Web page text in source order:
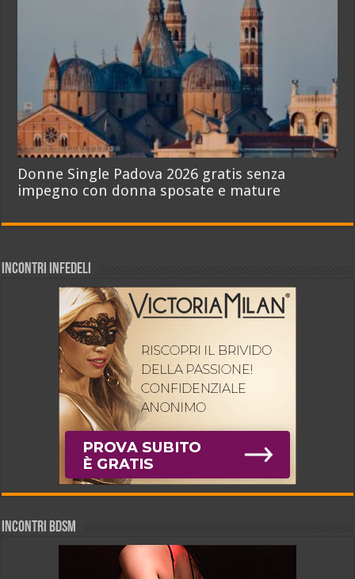
Donne Single Padova 2026 gratis senza
impegno con donna sposate e mature
INCONTRI INFEDELI
INCONTRI BDSM